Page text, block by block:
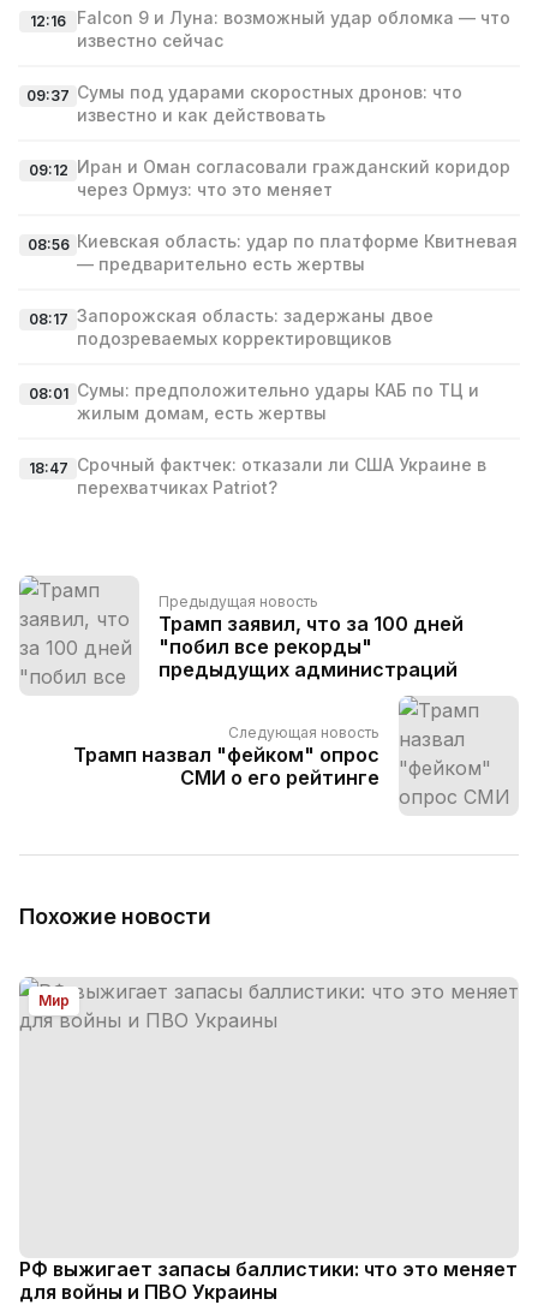
12:16
Falcon 9 и Луна: возможный удар обломка — что
известно сейчас
09:37 Сумы под ударами скоростных дронов: что
известно и как действовать
09:12 Иран и Оман согласовали гражданский коридор
через Ормуз: что это меняет
08:56 Киевская область: удар по платформе Квитневая
— предварительно есть жертвы
08:17 Запорожская область: задержаны двое
подозреваемых корректировщиков
08:01 Сумы: предположительно удары КАБ по ТЦ и
жилым домам, есть жертвы
18:47 Срочный фактчек: отказали ли США Украине в
перехватчиках Patriot?
Предыдущая новость
Трамп заявил, что за 100 дней
"побил все рекорды"
предыдущих администраций
Следующая новость
Трамп назвал "фейком" опрос
СМИ о его рейтинге
Похожие новости
Мир
РФ выжигает запасы баллистики: что это меняет
для войны и ПВО Украины